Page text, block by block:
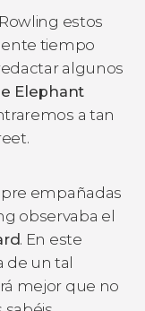
estos
tiempo
algunos
Elephant
a tan
empañadas
observaba el
. En este
de un tal
mejor que no